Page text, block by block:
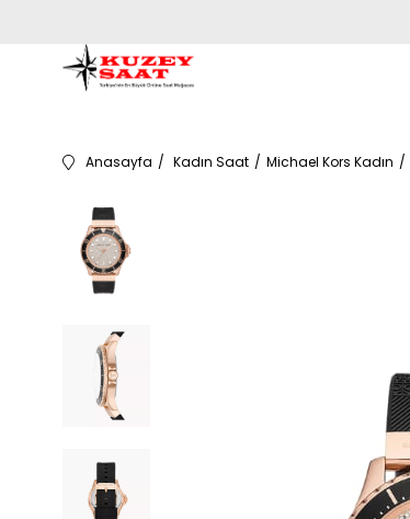
Anasayfa Kadın Saat Michael Kors Kadın